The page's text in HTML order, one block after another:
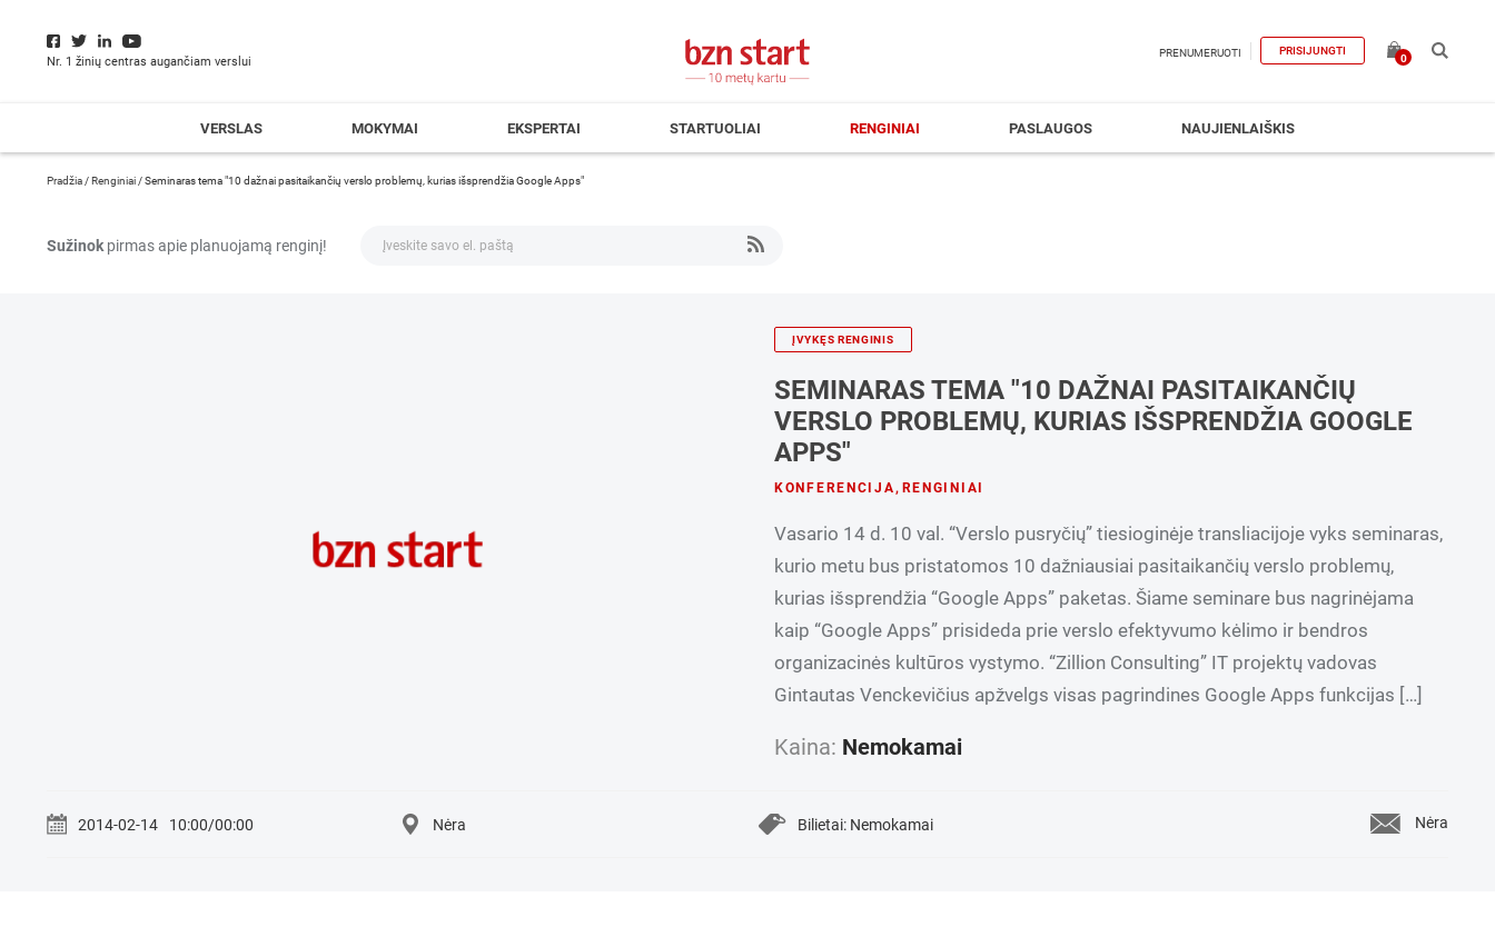
Nr. 1 žinių centras augančiam verslui
PRENUMERUOTI PRISIJUNGTI
0
VERSLAS MOKYMAI EKSPERTAI STARTUOLIAI RENGINIAI PASLAUGOS NAUJIENLAIŠKIS
Pradžia /Renginiai /Seminaras tema "10 dažnai pasitaikančių verslo problemų, kurias išsprendžia Google Apps"
Sužinok pirmas apie planuojamą renginį!
ĮVYKĘS RENGINIS
SEMINARAS TEMA "10 DAŽNAI PASITAIKANČIŲ
VERSLO PROBLEMŲ, KURIAS IŠSPRENDŽIA GOOGLE
APPS"
KONFERENCIJA, RENGINIAI
Vasario 14 d. 10 val. “Verslo pusryčių” tiesioginėje transliacijoje vyks seminaras,
kurio metu bus pristatomos 10 dažniausiai pasitaikančių verslo problemų,
kurias išsprendžia “Google Apps” paketas. Šiame seminare bus nagrinėjama
kaip “Google Apps” prisideda prie verslo efektyvumo kėlimo ir bendros
organizacinės kultūros vystymo. “Zillion Consulting” IT projektų vadovas
Gintautas Venckevičius apžvelgs visas pagrindines Google Apps funkcijas […]
Kaina: Nemokamai
2014-02-14 10:00/00:00 Nėra Bilietai: Nemokamai Nėra